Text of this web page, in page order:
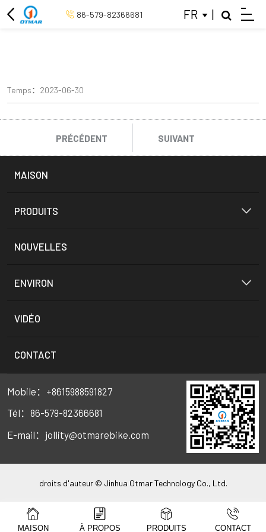
86-579-82366681 FR |
Temps：2023-06-30
PRÉCÉDENT SUIVANT
MAISON
PRODUITS
NOUVELLES
ENVIRON
VIDÉO
CONTACT
Mobile：+8615988591827
Tél：86-579-82366681
E-mail：jollity@otmarebike.com
droits d'auteur © Jinhua Otmar Technology Co., Ltd.
VÉLO ÉLECTRIQUE DE 20 POUCES
VÉLO ÉLECTRIQUE RÉTRO
VÉLO DE VILLE ÉLECTRIQUE
MAISON À PROPOS PRODUITS CONTACT